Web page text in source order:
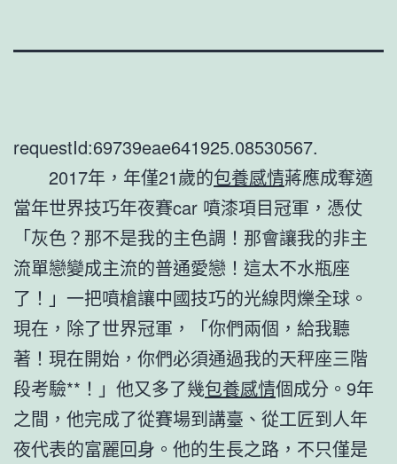
requestId:69739eae641925.08530567.
2017年，年僅21歲的包養感情蔣應成奪適
當年世界技巧年夜賽car 噴漆項目冠軍，憑仗
「灰色？那不是我的主色調！那會讓我的非主
流單戀變成主流的普通愛戀！這太不水瓶座
了！」一把噴槍讓中國技巧的光線閃爍全球。
現在，除了世界冠軍，「你們兩個，給我聽
著！現在開始，你們必須通過我的天秤座三階
段考驗**！」他又多了幾包養感情個成分。9年
之間，他完成了從賽場到講臺、從工匠到人年
夜代表的富麗回身。他的生長之路，不只僅是